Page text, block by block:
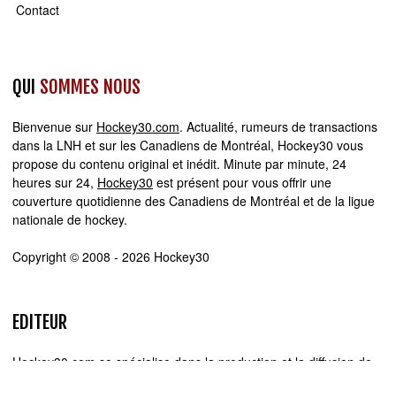
Contact
QUI SOMMES NOUS
Bienvenue sur Hockey30.com. Actualité, rumeurs de transactions
dans la LNH et sur les Canadiens de Montréal, Hockey30 vous
propose du contenu original et inédit. Minute par minute, 24
heures sur 24, Hockey30 est présent pour vous offrir une
couverture quotidienne des Canadiens de Montréal et de la ligue
nationale de hockey.
Copyright © 2008 - 2026 Hockey30
EDITEUR
Hockey30.com se spécialise dans la production et la diffusion de